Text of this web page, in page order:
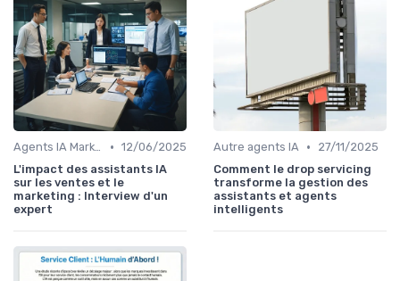
Agents IA Marketing • 12/06/2025
L'impact des assistants IA
sur les ventes et le
marketing : Interview d'un
expert
Autre agents IA •
27/11/2025
Comment le drop servicing
transforme la gestion des
assistants et agents
intelligents